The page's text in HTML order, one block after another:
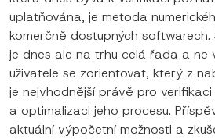
uplatňována, je metoda
komerčně dostupných softwarech.
je dnes ale na trhu celá řada a ne
uživatele se zorientovat, který z
je nejvhodnější právě pro
a optimalizaci jeho procesu.
aktuální výpočetní možnosti a